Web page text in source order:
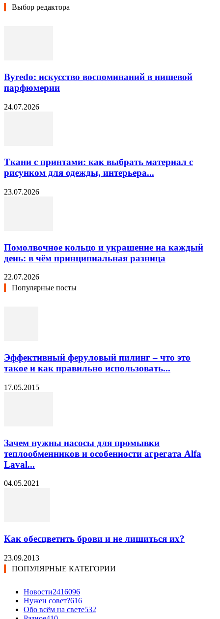
Выбор редактора
Byredo: искусство воспоминаний в нишевой
парфюмерии
24.07.2026
Ткани с принтами: как выбрать материал с
рисунком для одежды, интерьера...
23.07.2026
Помолвочное кольцо и украшение на каждый
день: в чём принципиальная разница
22.07.2026
Популярные посты
Эффективный феруловый пилинг – что это
такое и как правильно использовать...
17.05.2015
Зачем нужны насосы для промывки
теплообменников и особенности агрегата Alfa
Laval...
04.05.2021
Как обесцветить брови и не лишиться их?
23.09.2013
ПОПУЛЯРНЫЕ КАТЕГОРИИ
Новости2416096
Нужен совет?616
Обо всём на свете532